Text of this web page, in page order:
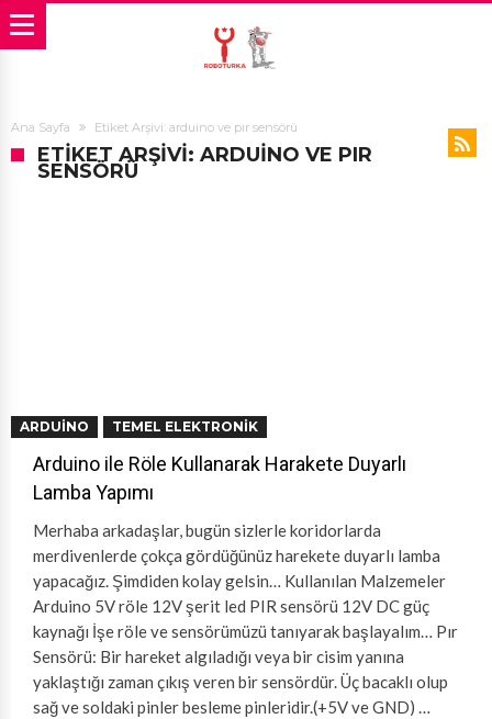
Ana Sayfa Etiket Arşivi: arduino ve pır sensörü
ETIKET ARŞIVI: ARDUINO VE PIR
SENSÖRÜ
ARDUINO TEMEL ELEKTRONIK
Arduino ile Röle Kullanarak Harakete Duyarlı
Lamba Yapımı
Merhaba arkadaşlar, bugün sizlerle koridorlarda
merdivenlerde çokça gördüğünüz harekete duyarlı lamba
yapacağız. Şimdiden kolay gelsin… Kullanılan Malzemeler
Arduino 5V röle 12V şerit led PIR sensörü 12V DC güç
kaynağı İşe röle ve sensörümüzü tanıyarak başlayalım… Pır
Sensörü: Bir hareket algıladığı veya bir cisim yanına
yaklaştığı zaman çıkış veren bir sensördür. Üç bacaklı olup
sağ ve soldaki pinler besleme pinleridir.(+5V ve GND) …